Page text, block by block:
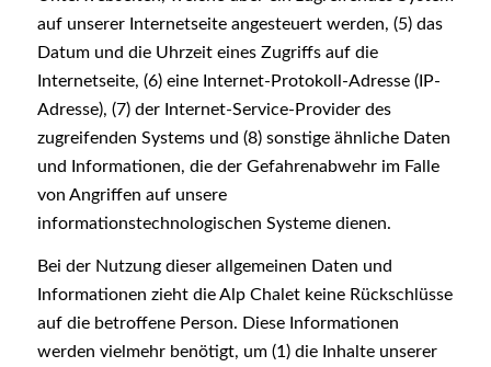
auf unserer Internetseite angesteuert werden, (5) das
Datum und die Uhrzeit eines Zugriffs auf die
Internetseite, (6) eine Internet-Protokoll-Adresse (IP-
Adresse), (7) der Internet-Service-Provider des
zugreifenden Systems und (8) sonstige ähnliche Daten
und Informationen, die der Gefahrenabwehr im Falle
von Angriffen auf unsere
informationstechnologischen Systeme dienen.
Bei der Nutzung dieser allgemeinen Daten und
Informationen zieht die Alp Chalet keine Rückschlüsse
auf die betroffene Person. Diese Informationen
werden vielmehr benötigt, um (1) die Inhalte unserer